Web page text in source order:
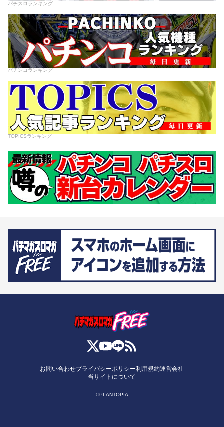
パチスロランキング
パチンコランキング
TOPICSランキング
お問い合わせプライバシーポリシー利用規約運営会社
当サイトについて
©PLANTOPIA